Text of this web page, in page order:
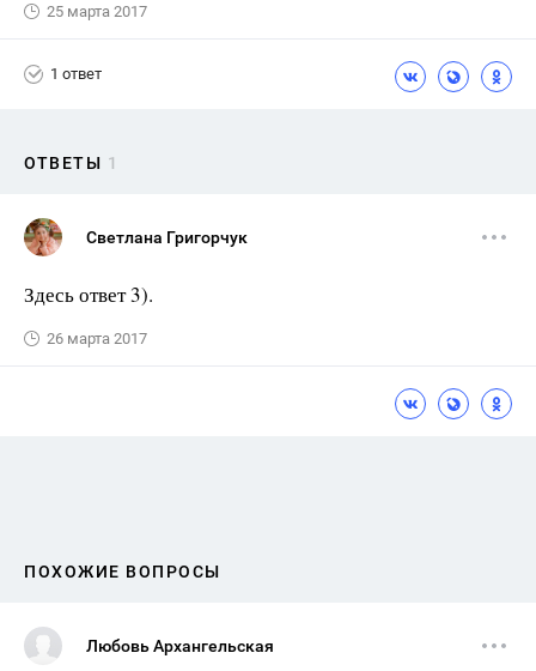
25 марта 2017
1 ответ
ОТВЕТЫ 1
Светлана Григорчук
Здесь ответ 3).
26 марта 2017
ПОХОЖИЕ ВОПРОСЫ
Любовь Архангельская